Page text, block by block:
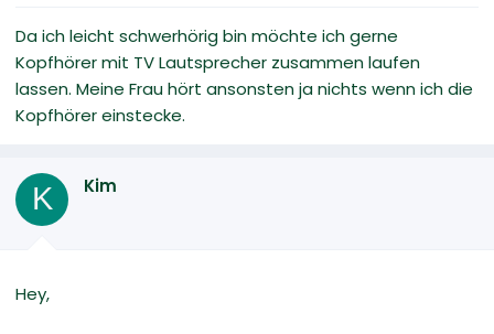
m
Da ich leicht schwerhörig bin möchte ich gerne
Kopfhörer mit TV Lautsprecher zusammen laufen
lassen. Meine Frau hört ansonsten ja nichts wenn ich die
Kopfhörer einstecke.
K Kim
Hey,